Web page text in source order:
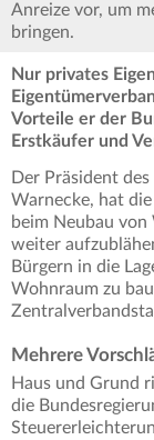
Anreize vor, um
bringen.
Nur privates
Vorteile er der
Erstkäufer und
Der Präsident
Warnecke, hat
beim Neubau
weiter
Bürgern in die
Wohnraum zu
Mehrere
Haus und Grund
die